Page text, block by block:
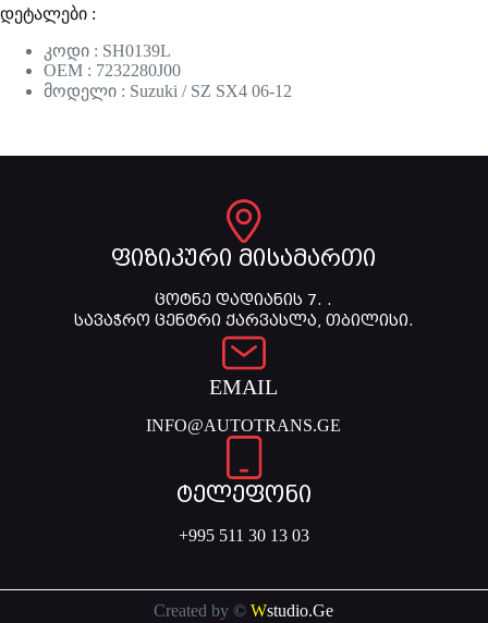
დეტალები :
კოდი : SH0139L
OEM : 7232280J00
მოდელი : Suzuki / SZ SX4 06-12
ფიზიკური მისამართი
ცოტნე დადიანის 7. .
სავაჭრო ცენტრი ქარვასლა, თბილისი.
EMAIL
INFO@AUTOTRANS.GE
ტელეფონი
+995 511 30 13 03
Created by ©Wstudio.Ge